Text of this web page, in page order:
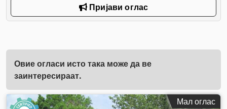
Пријави оглас
Овие огласи исто така може да ве
заинтересираат.
Мал оглас